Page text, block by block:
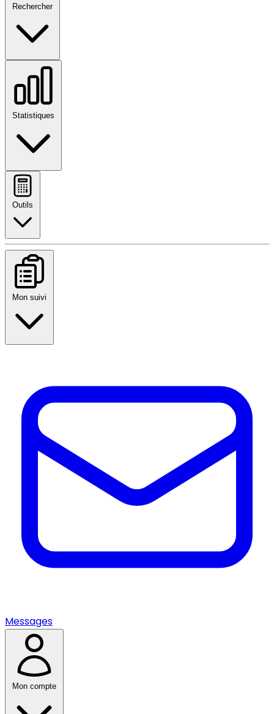
Rechercher
Statistiques
Outils
Mon suivi
Messages
Mon compte